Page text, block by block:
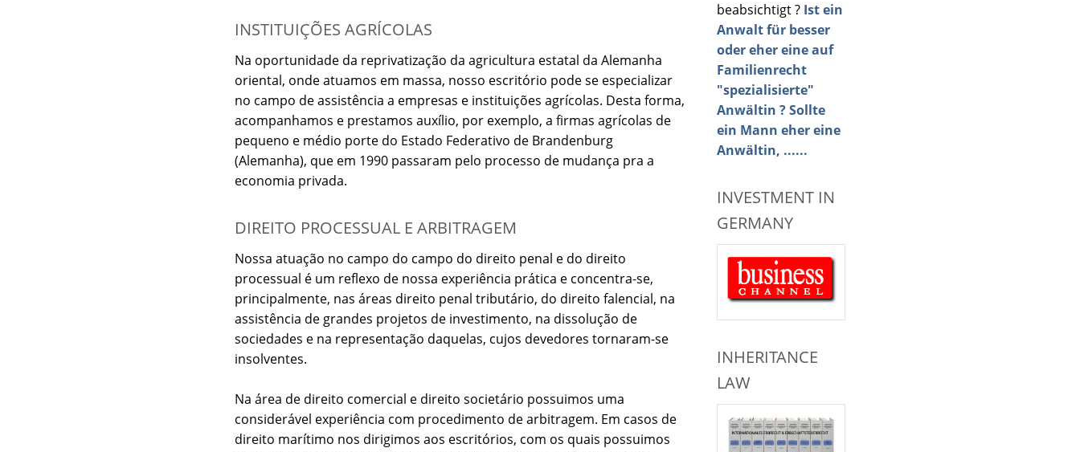
INSTITUIÇÕES AGRÍCOLAS
Na oportunidade da reprivatização da agricultura estatal da Alemanha
oriental, onde atuamos em massa, nosso escritório pode se especializar
no campo de assistência a empresas e instituições agrícolas. Desta forma,
acompanhamos e prestamos auxílio, por exemplo, a firmas agrícolas de
pequeno e médio porte do Estado Federativo de Brandenburg
(Alemanha), que em 1990 passaram pelo processo de mudança pra a
economia privada.
DIREITO PROCESSUAL E ARBITRAGEM
Nossa atuação no campo do campo do direito penal e do direito
processual é um reflexo de nossa experiência prática e concentra-se,
principalmente, nas áreas direito penal tributário, do direito falencial, na
assistência de grandes projetos de investimento, na dissolução de
sociedades e na representação daquelas, cujos devedores tornaram-se
insolventes.
Na área de direito comercial e direito societário possuimos uma
considerável experiência com procedimento de arbitragem. Em casos de
direito marítimo nos dirigimos aos escritórios, com os quais possuimos
beabsichtigt ? Ist ein
Anwalt für besser
oder eher eine auf
Familienrecht
"spezialisierte"
Anwältin ? Sollte
ein Mann eher eine
Anwältin, ......
INVESTMENT IN
GERMANY
INHERITANCE
LAW